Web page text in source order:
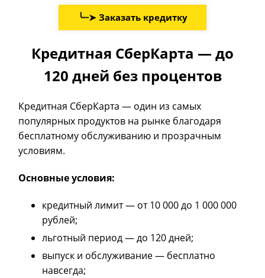
╰┈➤ Заказать кредитку
Кредитная СберКарта — до
120 дней без процентов
Кредитная СберКарта — один из самых
популярных продуктов на рынке благодаря
бесплатному обслуживанию и прозрачным
условиям.
Основные условия:
кредитный лимит — от 10 000 до 1 000 000
рублей;
льготный период — до 120 дней;
выпуск и обслуживание — бесплатно
навсегда;